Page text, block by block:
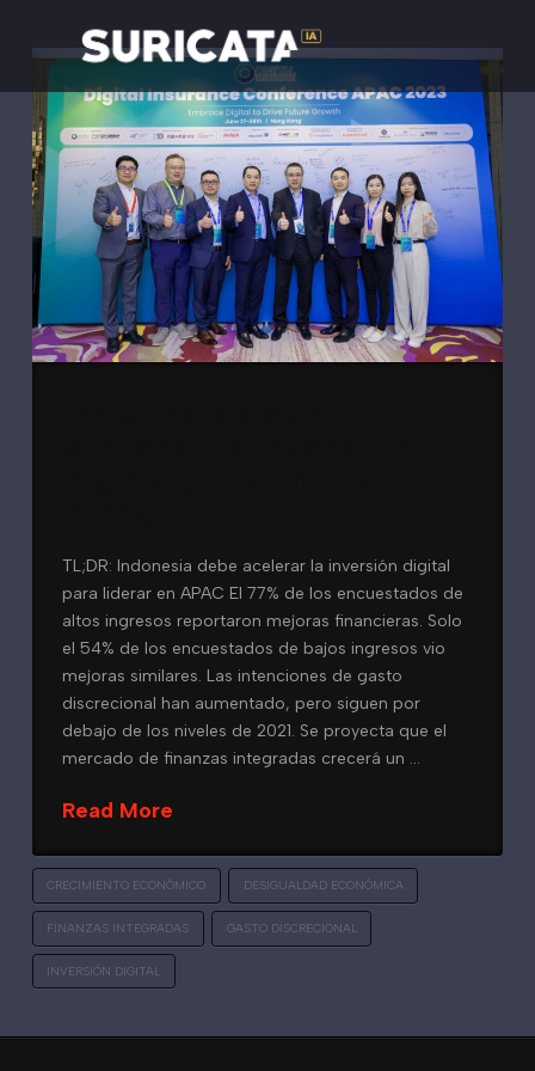
TL;DR: Indonesia debe acelerar la inversión digital
para liderar en APAC El 77% de los encuestados de
altos ingresos reportaron mejoras financieras. Solo
el 54% de los encuestados de bajos ingresos vio
mejoras similares. Las intenciones de gasto
discrecional han aumentado, pero siguen por
debajo de los niveles de 2021. Se proyecta que el
mercado de finanzas integradas crecerá un …
Read More
CRECIMIENTO ECONÓMICO DESIGUALDAD ECONÓMICA
FINANZAS INTEGRADAS GASTO DISCRECIONAL
INVERSIÓN DIGITAL